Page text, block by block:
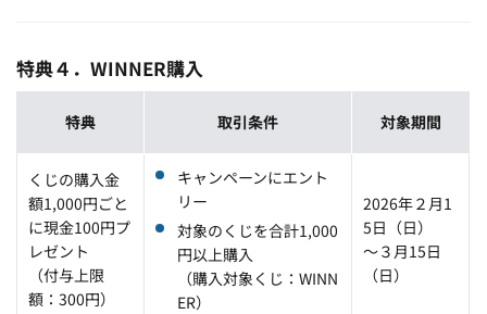
特典４．WINNER購入
特典 取引条件 対象期間
くじの購入金
額1,000円ごと
に現金100円プ
レゼント
（付与上限
額：300円）
キャンペーンにエント
リー
対象のくじを合計1,000
円以上購入
（購入対象くじ：WINN
ER）
2026年２月1
5日（日）
～３月15日
（日）